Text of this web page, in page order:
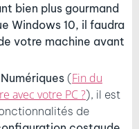
bien plus gourmand
Windows 10, il faudra
votre machine avant
Numériques (Fin du
avec votre PC ?), il est
de